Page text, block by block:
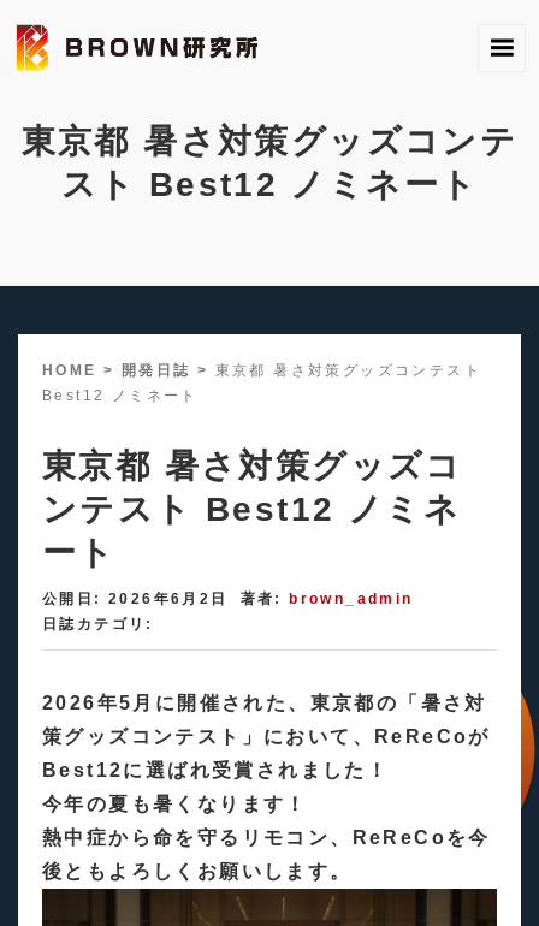
東京都 暑さ対策グッズコンテ
スト Best12 ノミネート
HOME > 開発日誌 > 東京都 暑さ対策グッズコンテスト
Best12 ノミネート
東京都 暑さ対策グッズコ
ンテスト Best12 ノミネ
ート
公開日: 2026年6月2日 著者:
brown_admin
日誌カテゴリ:
2026年5月に開催された、東京都の「暑さ対
策グッズコンテスト」において、ReReCoが
Best12に選ばれ受賞されました！
今年の夏も暑くなります！
熱中症から命を守るリモコン、ReReCoを今
後ともよろしくお願いします。